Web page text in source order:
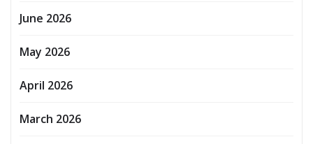
June 2026
May 2026
April 2026
March 2026